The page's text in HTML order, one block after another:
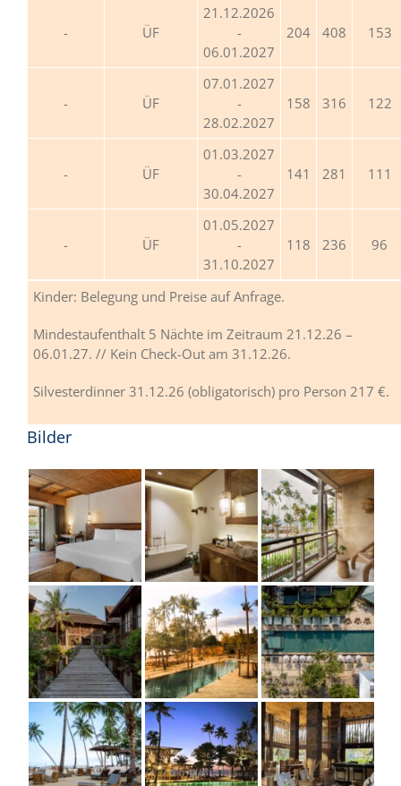
ÜF
21.12.2026
-
06.01.2027
204 408 153
ÜF
07.01.2027
-
28.02.2027
158 316 122
ÜF
01.03.2027
-
30.04.2027
141 281 111
ÜF
01.05.2027
-
31.10.2027
118 236 96
Kinder: Belegung und Preise auf Anfrage.
Mindestaufenthalt 5 Nächte im Zeitraum 21.12.26 –
06.01.27. // Kein Check-Out am 31.12.26.
Silvesterdinner 31.12.26 (obligatorisch) pro Person 217 €.
Bilder